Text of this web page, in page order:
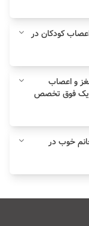
کودکان در
و اعصاب
فوق تخصص
خوب در